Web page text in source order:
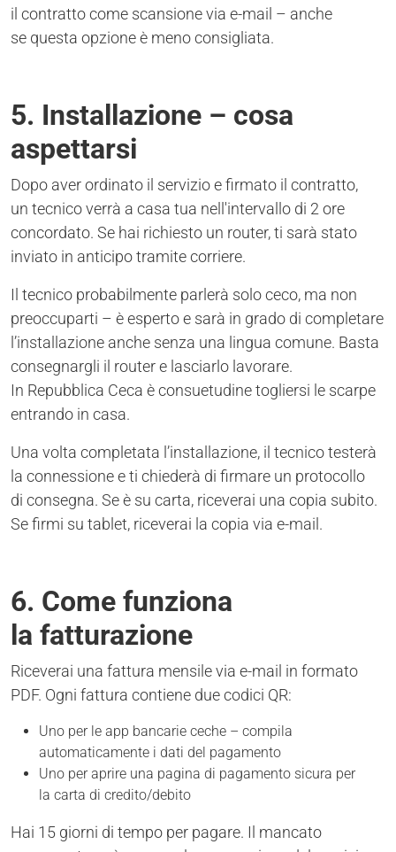
il contratto come scansione via e-mail – anche
se questa opzione è meno consigliata.
5. Installazione – cosa
aspettarsi
Dopo aver ordinato il servizio e firmato il contratto,
un tecnico verrà a casa tua nell'intervallo di 2 ore
concordato. Se hai richiesto un router, ti sarà stato
inviato in anticipo tramite corriere.
Il tecnico probabilmente parlerà solo ceco, ma non
preoccuparti – è esperto e sarà in grado di completare
l’installazione anche senza una lingua comune. Basta
consegnargli il router e lasciarlo lavorare.
In Repubblica Ceca è consuetudine togliersi le scarpe
entrando in casa.
Una volta completata l’installazione, il tecnico testerà
la connessione e ti chiederà di firmare un protocollo
di consegna. Se è su carta, riceverai una copia subito.
Se firmi su tablet, riceverai la copia via e-mail.
6. Come funziona
la fatturazione
Riceverai una fattura mensile via e-mail in formato
PDF. Ogni fattura contiene due codici QR:
Uno per le app bancarie ceche – compila
automaticamente i dati del pagamento
Uno per aprire una pagina di pagamento sicura per
la carta di credito/debito
Hai 15 giorni di tempo per pagare. Il mancato